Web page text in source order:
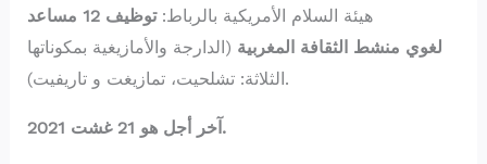
هيئة السلام الأمريكية بالرباط:
توظيف 12 مساعد
لغوي منشط الثقافة المغربية (الدارجة والأمازيغية بمكوناتها
الثلاثة: تشلحيت، تمازيغت و تاريفيت).
آخر أجل هو 21 غشت 2021.